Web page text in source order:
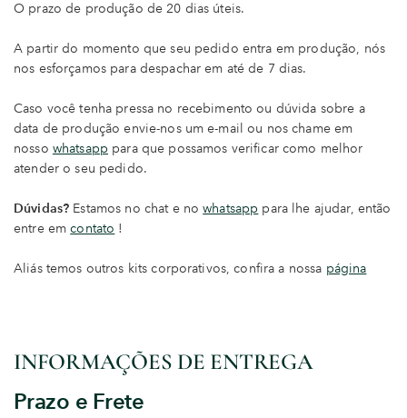
O prazo de produção de 20 dias úteis.
A partir do momento que seu pedido entra em produção, nós
nos esforçamos para despachar em até de 7 dias.
Caso você tenha pressa no recebimento ou dúvida sobre a
data de produção envie-nos um e-mail ou nos chame em
nosso whatsapp para que possamos verificar como melhor
atender o seu pedido.
Dúvidas? Estamos no chat e nowhatsapp para lhe ajudar, então
entre emcontato !
Aliás temos outros kits corporativos, confira a nossa página
INFORMAÇÕES DE ENTREGA
Prazo e Frete